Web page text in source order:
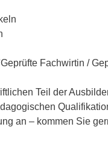
Fachwirtin /
Teil der
an – kommen Sie